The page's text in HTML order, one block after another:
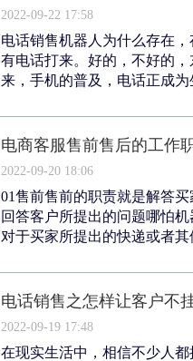
2022-09-22 17:58
电话销售机器人为什么存在
有电话打来。好的，不好的
来，手机的普及，电话正成
电商客服售前售后的工作
2022-09-20 18:06
01售前售前的职责就是解答
回答客户所提出的问题哪怕
对于买家所提出的快递或者
电话销售之怎样让客户不
2022-09-19 17:48
在现实生活中，相信不少人